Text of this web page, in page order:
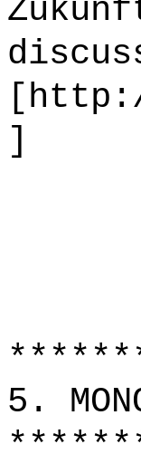
]
5.